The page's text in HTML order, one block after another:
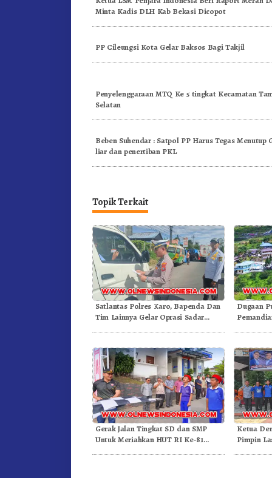
Minta Kadis DLH Kab Bekasi Dicopot
PP Cileungsi Kota Gelar Baksos Bagi Takjil
Penyelenggaraan MTQ Ke 5 tingkat Kecamatan
Selatan
Beben Suhendar : Satpol PP Harus Tegas Menutup
liar dan penertiban PKL
Topik Terkait
Satlantas Polres Karo, Bapenda Dan
Tim Lainnya Gelar Oprasi Sadar
Dugaan
Gerak Jalan Tingkat SD dan SMP
Untuk Meriahkan HUT RI Ke-81
Ketua
Pimpin